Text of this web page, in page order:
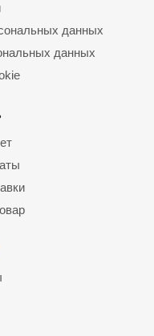
данных
данных